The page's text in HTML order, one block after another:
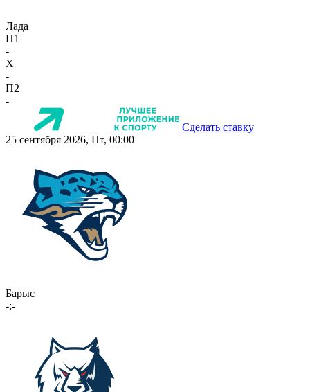
Лада
П1
-
X
-
П2
-
Сделать ставку
25 сентября 2026, Пт, 00:00
Барыс
-:-